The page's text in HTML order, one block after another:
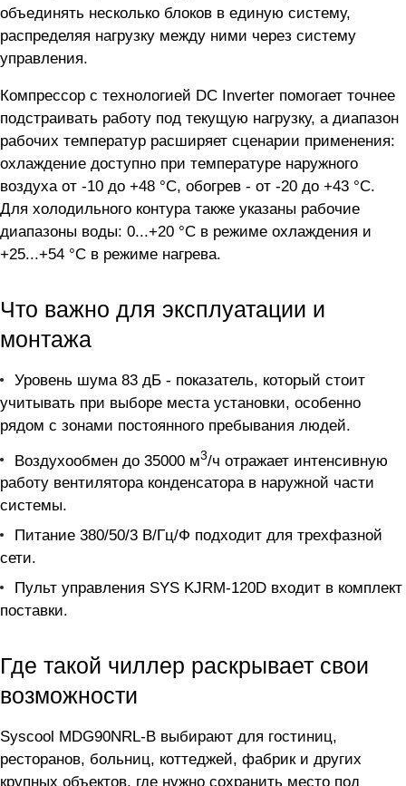
объединять несколько блоков в единую систему,
распределяя нагрузку между ними через систему
управления.
Компрессор с технологией DC Inverter помогает точнее
подстраивать работу под текущую нагрузку, а диапазон
рабочих температур расширяет сценарии применения:
охлаждение доступно при температуре наружного
воздуха от -10 до +48 °C, обогрев - от -20 до +43 °C.
Для холодильного контура также указаны рабочие
диапазоны воды: 0...+20 °C в режиме охлаждения и
+25...+54 °C в режиме нагрева.
Что важно для эксплуатации и
монтажа
Уровень шума 83 дБ - показатель, который стоит
учитывать при выборе места установки, особенно
рядом с зонами постоянного пребывания людей.
Воздухообмен до 35000 м3/ч отражает интенсивную
работу вентилятора конденсатора в наружной части
системы.
Питание 380/50/3 В/Гц/Ф подходит для трехфазной
сети.
Пульт управления SYS KJRM-120D входит в комплект
поставки.
Где такой чиллер раскрывает свои
возможности
Syscool MDG90NRL-B выбирают для гостиниц,
ресторанов, больниц, коттеджей, фабрик и других
крупных объектов, где нужно сохранить место под